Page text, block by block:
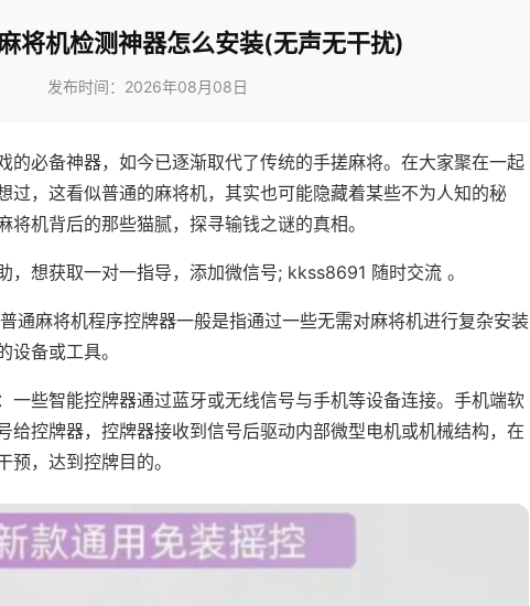
将机检测神器怎么安装(无声无干扰)
发布时间：2026年08月08日
的必备神器，如今已逐渐取代了传统的手搓麻将。在大家聚在一起
过，这看似普通的麻将机，其实也可能隐藏着某些不为人知的秘
机背后的那些猫腻，探寻输钱之谜的真相。
，想获取一对一指导，添加微信号; kkss8691 随时交流 。
通麻将机程序控牌器一般是指通过一些无需对麻将机进行复杂安装
备或工具。
一些智能控牌器通过蓝牙或无线信号与手机等设备连接。手机端软
给控牌器，控牌器接收到信号后驱动内部微型电机或机械结构，在
，达到控牌目的。